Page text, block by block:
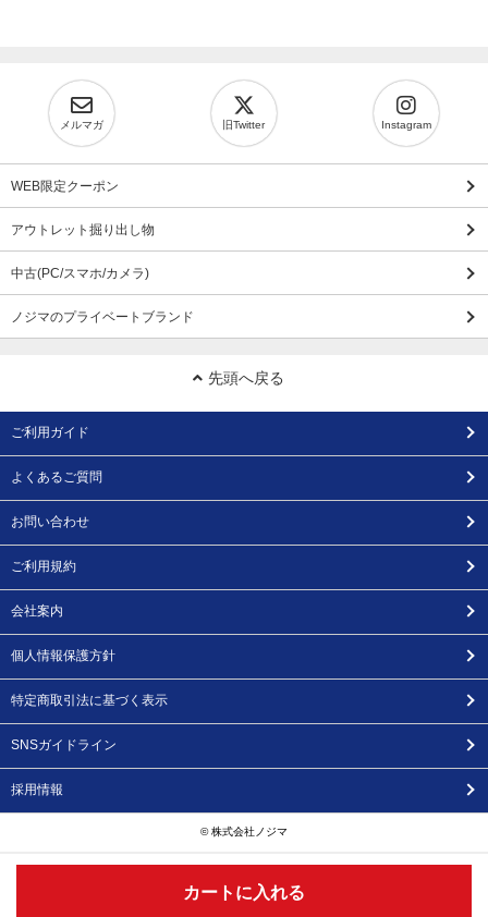
カートに入れる
メルマガ 旧Twitter Instagram
WEB限定クーポン
アウトレット掘り出し物
中古(PC/スマホ/カメラ)
ノジマのプライベートブランド
先頭へ戻る
ご利用ガイド
よくあるご質問
お問い合わせ
ご利用規約
会社案内
個人情報保護方針
特定商取引法に基づく表示
SNSガイドライン
採用情報
© 株式会社ノジマ